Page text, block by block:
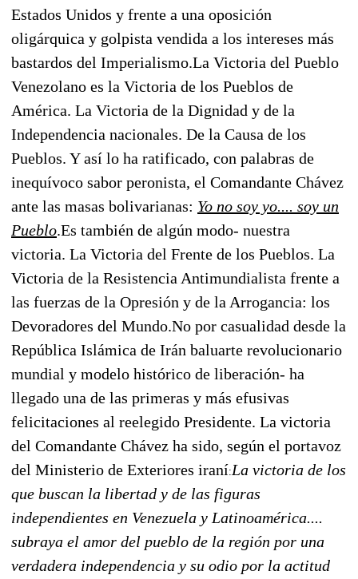
Estados Unidos y frente a una oposición
oligárquica y golpista vendida a los intereses más
bastardos del Imperialismo.La Victoria del Pueblo
Venezolano es la Victoria de los Pueblos de
América. La Victoria de la Dignidad y de la
Independencia nacionales. De la Causa de los
Pueblos. Y así lo ha ratificado, con palabras de
inequívoco sabor peronista, el Comandante Chávez
ante las masas bolivarianas:  Yo no soy yo.... soy un
Pueblo.Es también de algún modo- nuestra
victoria. La Victoria del Frente de los Pueblos. La
Victoria de la Resistencia Antimundialista frente a
las fuerzas de la Opresión y de la Arrogancia: los
Devoradores del Mundo.No por casualidad desde la
República Islámica de Irán baluarte revolucionario
mundial y modelo histórico de liberación- ha
llegado una de las primeras y más efusivas
felicitaciones al reelegido Presidente. La victoria
del Comandante Chávez ha sido, según el portavoz
del Ministerio de Exteriores iraní:La victoria de los
que buscan la libertad y de las figuras
independientes en Venezuela y Latinoamérica....
subraya el amor del pueblo de la región por una
verdadera independencia y su odio por la actitud